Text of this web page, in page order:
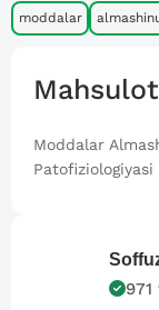
moddalar
Moddalar
Patofiziologiyasi
971